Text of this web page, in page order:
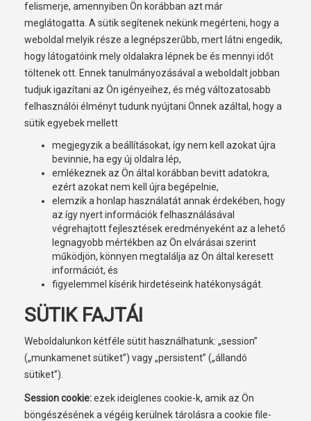
felismerje, amennyiben Ön korábban azt már
meglátogatta. A sütik segítenek nekünk megérteni, hogy a
weboldal melyik része a legnépszerűbb, mert látni engedik,
hogy látogatóink mely oldalakra lépnek be és mennyi időt
töltenek ott. Ennek tanulmányozásával a weboldalt jobban
tudjuk igazítani az Ön igényeihez, és még változatosabb
felhasználói élményt tudunk nyújtani Önnek azáltal, hogy a
sütik egyebek mellett
megjegyzik a beállításokat, így nem kell azokat újra
bevinnie, ha egy új oldalra lép,
emlékeznek az Ön által korábban bevitt adatokra,
ezért azokat nem kell újra begépelnie,
elemzik a honlap használatát annak érdekében, hogy
az így nyert információk felhasználásával
végrehajtott fejlesztések eredményeként az a lehető
legnagyobb mértékben az Ön elvárásai szerint
működjön, könnyen megtalálja az Ön által keresett
információt, és
figyelemmel kísérik hirdetéseink hatékonyságát.
SÜTIK FAJTÁI
Weboldalunkon kétféle sütit használhatunk: „session”
(„munkamenet sütiket”) vagy „persistent” („állandó
sütiket”).
Session cookie:ezek ideiglenes cookie-k, amik az Ön
böngészésének a végéig kerülnek tárolásra a cookie file-